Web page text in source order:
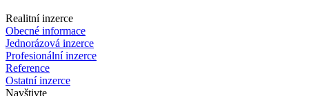
Realitní inzerce
Obecné informace
Jednorázová inzerce
Profesionální inzerce
Reference
Ostatní inzerce
Navštivte